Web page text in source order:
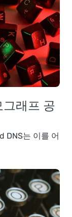
래프 공
DNS는 이를 어